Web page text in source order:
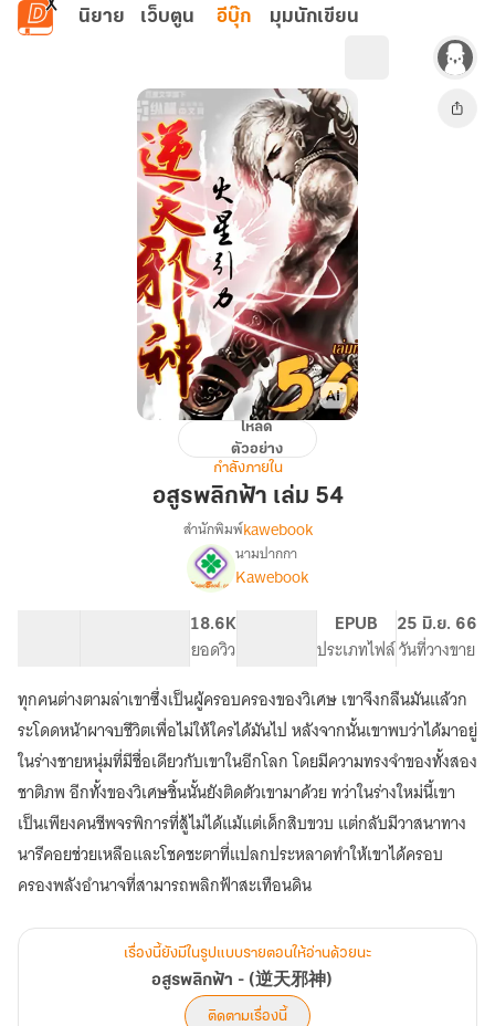
ข้ามไปยังเนื้อหาหลัก
นิยาย เว็บตูน อีบุ๊ก มุมนักเขียน
ฟ้า
โหลด
ตัวอย่าง
กำลังภายใน
อสูรพลิกฟ้า เล่ม 54
เรื่อง
อสูร
天
邪
神)
สำนักพิมพ์kawebook
นามปากกา
Kawebook
18.6K
ยอดวิว
EPUB
ประเภทไฟล์
25 มิ.ย. 66
วันที่วางขาย
ทุกคนต่างตามล่าเขาซึ่งเป็นผู้ครอบครองของวิเศษ เขาจึงกลืนมันแล้วก
ระโดดหน้าผาจบชีวิตเพื่อไม่ให้ใครได้มันไป หลังจากนั้นเขาพบว่าได้มาอยู่
ในร่างชายหนุ่มที่มีชื่อเดียวกับเขาในอีกโลก โดยมีความทรงจำของทั้งสอง
ชาติภพ อีกทั้งของวิเศษชิ้นนั้นยังติดตัวเขามาด้วย ทว่าในร่างใหม่นี้เขา
เป็นเพียงคนชีพจรพิการที่สู้ไม่ได้แม้แต่เด็กสิบขวบ แต่กลับมีวาสนาทาง
นารีคอยช่วยเหลือและโชคชะตาที่แปลกประหลาดทำให้เขาได้ครอบ
ครองพลังอำนาจที่สามารถพลิกฟ้าสะเทือนดิน
เรื่องนี้ยังมีในรูปแบบรายตอนให้อ่านด้วยนะ
อสูรพลิกฟ้า - (逆天邪神)
ติดตามเรื่องนี้